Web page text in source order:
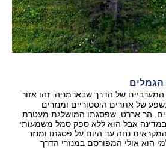
הגמלים
של הדרך שבארמניה. זהו אזור
של אתרים היסטוריים ומנזרים
הר אררט, שפסגתו המושלגת מעטרת
במדינה אבל הוא ללא ספק סמל משמעותי
נחה עד היום על פסגתו ומנזר
הוא אולי המפורסם במנזרי הדרך